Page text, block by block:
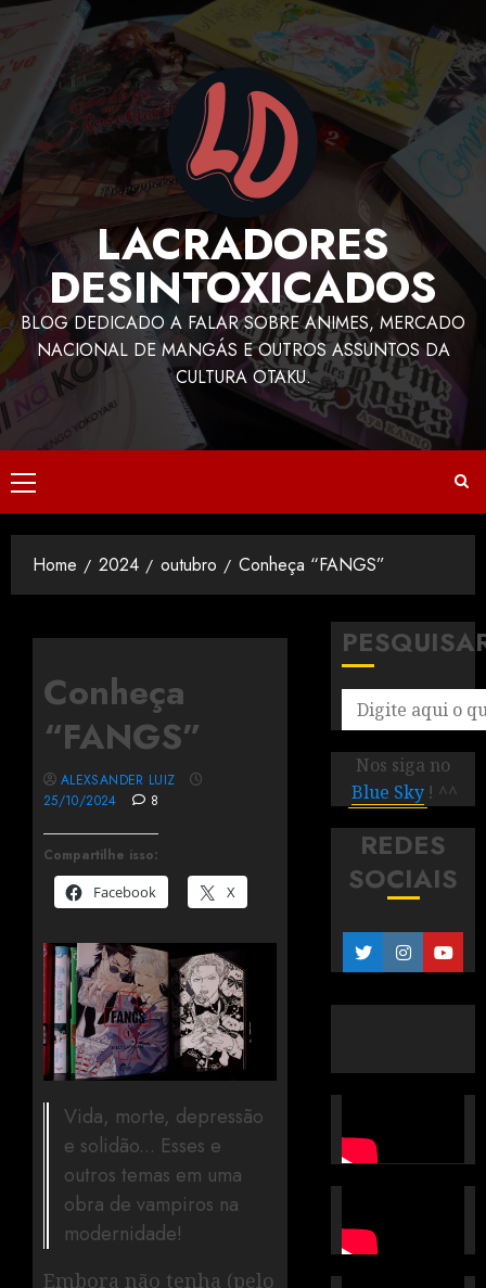
LACRADORES
DESINTOXICADOS
BLOG DEDICADO A FALAR SOBRE ANIMES, MERCADO
NACIONAL DE MANGÁS E OUTROS ASSUNTOS DA
CULTURA OTAKU.
Home 2024 outubro Conheça “FANGS”
Conheça
“FANGS”
Compartilhe isso:
Facebook
X
ALEXSANDER LUIZ
25/10/2024
8
Vida, morte, depressão
e solidão... Esses e
outros temas em uma
obra de vampiros na
modernidade!
Embora não tenha (pelo
Nos siga no
Blue Sky ! ^^
REDES
SOCIAIS